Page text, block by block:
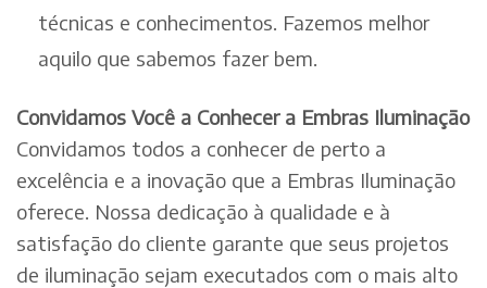
técnicas e conhecimentos. Fazemos melhor
aquilo que sabemos fazer bem.
Convidamos Você a Conhecer a Embras Iluminação
Convidamos todos a conhecer de perto a
excelência e a inovação que a Embras Iluminação
oferece. Nossa dedicação à qualidade e à
satisfação do cliente garante que seus projetos
de iluminação sejam executados com o mais alto